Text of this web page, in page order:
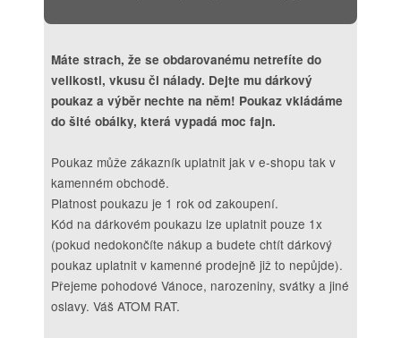
Máte strach, že se obdarovanému netrefíte do
velikosti, vkusu či nálady. Dejte mu dárkový
poukaz a výběr nechte na něm! Poukaz vkládáme
do šité obálky, která vypadá moc fajn.
Poukaz může zákazník uplatnit jak v e-shopu tak v
kamenném obchodě.
Platnost poukazu je 1 rok od zakoupení.
Kód na dárkovém poukazu lze uplatnit pouze 1x
(pokud nedokončíte nákup a budete chtít dárkový
poukaz uplatnit v kamenné prodejně již to nepůjde).
Přejeme pohodové Vánoce, narozeniny, svátky a jiné
oslavy. Váš ATOM RAT.